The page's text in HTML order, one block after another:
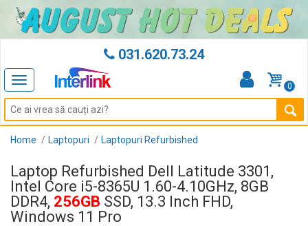
031.620.73.24
Toggle
navigation
0
Home Laptopuri Laptopuri Refurbished
Laptop Refurbished Dell Latitude 3301,
Intel Core i5-8365U 1.60-4.10GHz, 8GB
DDR4, 256GB SSD, 13.3 Inch FHD,
Windows 11 Pro